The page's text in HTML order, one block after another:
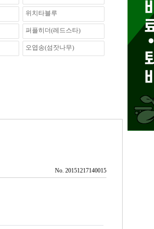
위치타블루
퍼플히더(레드스타)
오엽송(섬잣나무)
No. 20151217140015